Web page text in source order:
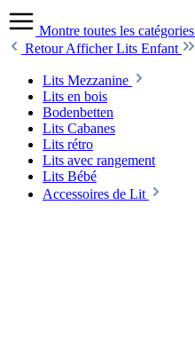
Montre toutes les catégories
RetourAfficher Lits Enfant
Lits Mezzanine
Lits en bois
Bodenbetten
Lits Cabanes
Lits rétro
Lits avec rangement
Lits Bébé
Accessoires de Lit